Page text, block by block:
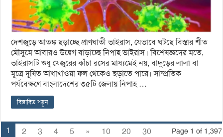
দেশজুড়ে আতঙ্ক ছড়াচ্ছে প্রাণঘাতী ভাইরাস, যেভাবে ঘটছে বিস্তার শীত
মৌসুমে আবারও উদ্বেগ বাড়াচ্ছে নিপাহ ভাইরাস। বিশেষজ্ঞদের মতে,
ভাইরাসটি শুধু খেজুরের কাঁচা রসের মাধ্যমেই নয়, বাদুড়ের লালা বা
মূত্রে দূষিত আধাখাওয়া ফল থেকেও ছড়াতে পারে। সাম্প্রতিক
পর্যবেক্ষণে বাংলাদেশের ৩৫টি জেলায় নিপাহ …
বিস্তারিত পড়ুন
Page 1 of 1,397
1 2 3 4 5 » 10 20
30